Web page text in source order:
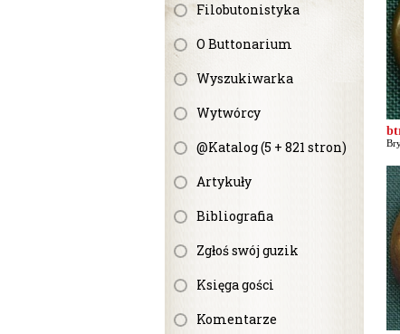
Filobutonistyka
O Buttonarium
Wyszukiwarka
Wytwórcy
@Katalog (5 + 821 stron)
Artykuły
Bibliografia
Zgłoś swój guzik
Księga gości
Komentarze